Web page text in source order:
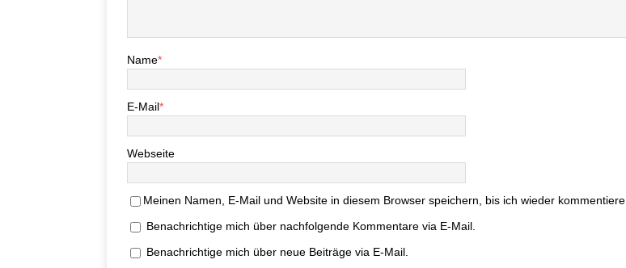
Name*
E-Mail*
Webseite
Meinen Namen, E-Mail und Website in diesem Browser speichern, bis ich wieder kommentiere.
Benachrichtige mich über nachfolgende Kommentare via E-Mail.
Benachrichtige mich über neue Beiträge via E-Mail.